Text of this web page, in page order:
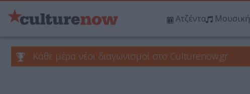
Ατζέντα Μουσική
Κάθε μέρα νέοι διαγωνισμοί στο Culturenow.gr